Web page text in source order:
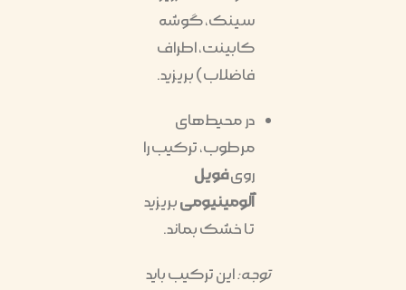
سینک، گوشه
کابینت، اطراف
فاضلاب) بریزید.
در محیط‌های
مرطوب، ترکیب را
رویفویل
آلومینیومیبریزید
تا خشک بماند.
توجه:این ترکیب باید